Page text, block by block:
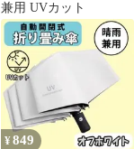
兼用 UVカット
¥849